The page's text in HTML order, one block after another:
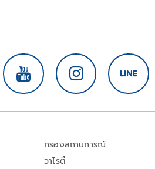
กรองสถานการณ์
วาไรตี้